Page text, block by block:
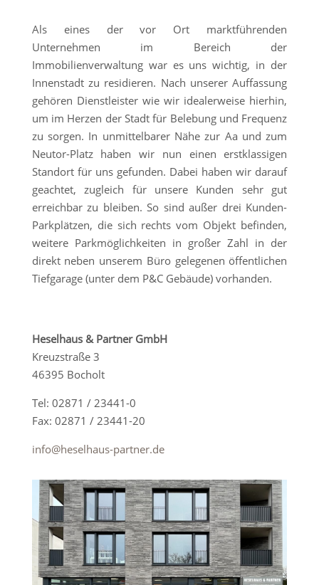
Als eines der vor Ort marktführenden
Unternehmen im Bereich der
Immobilienverwaltung war es uns wichtig, in der
Innenstadt zu residieren. Nach unserer Auffassung
gehören Dienstleister wie wir idealerweise hierhin,
um im Herzen der Stadt für Belebung und Frequenz
zu sorgen. In unmittelbarer Nähe zur Aa und zum
Neutor-Platz haben wir nun einen erstklassigen
Standort für uns gefunden. Dabei haben wir darauf
geachtet, zugleich für unsere Kunden sehr gut
erreichbar zu bleiben. So sind außer drei Kunden-
Parkplätzen, die sich rechts vom Objekt befinden,
weitere Parkmöglichkeiten in großer Zahl in der
direkt neben unserem Büro gelegenen öffentlichen
Tiefgarage (unter dem P&C Gebäude) vorhanden.
Heselhaus & Partner GmbH
Kreuzstraße 3
46395 Bocholt
Tel: 02871 / 23441-0
Fax: 02871 / 23441-20
info@heselhaus-partner.de